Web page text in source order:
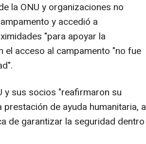
la ONU y organizaciones no
y accedió a
"para apoyar la
el acceso al campamento "no fue
y sus socios "reafirmaron su
de ayuda humanitaria, a
de garantizar la seguridad dentro